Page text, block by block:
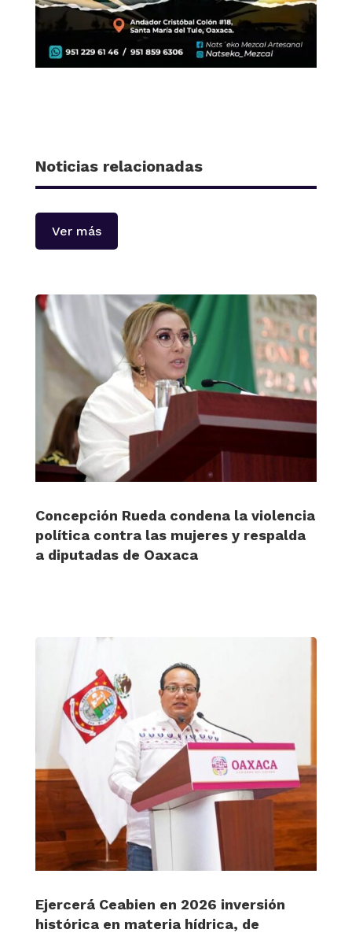
Noticias relacionadas
Ver más
Concepción Rueda condena la violencia
política contra las mujeres y respalda
a diputadas de Oaxaca
Ejercerá Ceabien en 2026 inversión
histórica en materia hídrica, de